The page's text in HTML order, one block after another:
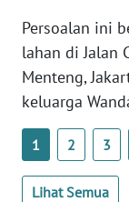
Persoalan ini
lahan di Jalan
Menteng,
keluarga
1 2 3
Lihat Semua
WN
SULTRA
WN
NTB